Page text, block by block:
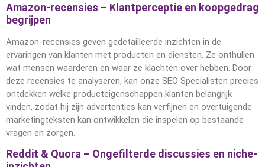
Amazon-recensies – Klantperceptie en koopgedrag
begrijpen
Amazon-recensies geven gedetailleerde inzichten in de
ervaringen van klanten met producten en diensten. Ze onthullen
wat mensen waarderen en waar ze klachten over hebben. Door
deze recensies te analyseren, kan onze SEO Specialisten precies
ontdekken welke producteigenschappen klanten belangrijk
vinden, zodat hij zijn advertenties kan verfijnen en overtuigende
marketingteksten kan ontwikkelen die inspelen op bestaande
vragen en zorgen.
Reddit & Quora – Ongefilterde discussies en niche-